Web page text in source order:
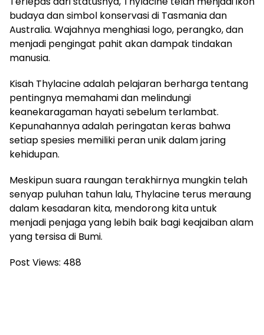
budaya dan simbol konservasi di Tasmania dan
Australia. Wajahnya menghiasi logo, perangko, dan
menjadi pengingat pahit akan dampak tindakan
manusia.
Kisah Thylacine adalah pelajaran berharga tentang
pentingnya memahami dan melindungi
keanekaragaman hayati sebelum terlambat.
Kepunahannya adalah peringatan keras bahwa
setiap spesies memiliki peran unik dalam jaring
kehidupan.
Meskipun suara raungan terakhirnya mungkin telah
senyap puluhan tahun lalu, Thylacine terus meraung
dalam kesadaran kita, mendorong kita untuk
menjadi penjaga yang lebih baik bagi keajaiban alam
yang tersisa di Bumi.
Post Views: 488